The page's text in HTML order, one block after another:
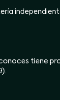
tiene